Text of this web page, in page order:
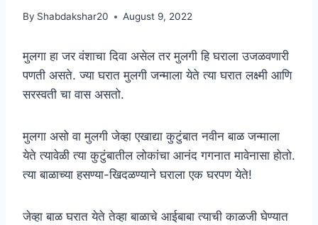
By Shabdakshar20 August 9, 2022
मुलगा हा जर वंशाचा दिवा असेल तर मुलगी हि घराला उजळवणारी
पणती असते. ज्या घरात मुलगी जन्माला येते त्या घरात लक्ष्मी आणि
सरस्वती चा वास असतो.
मुलगा असो वा मुलगी जेव्हा एखाद्या कुटुंबात नवीन बाळ जन्माला
येते त्यावेळी त्या कुटुंबातील लोकांचा आनंद गगनात मावेनासा होतो.
त्या बाळाच्या हसण्या-खिदळण्याने घराला एक घरपण येते!
जेव्हा बाळ घरात येते तेव्हा बाळाचे आईबाबा त्याची काळजी घेण्यात